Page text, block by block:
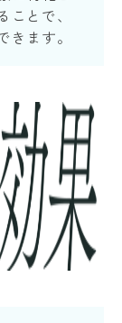
とで、
ます。